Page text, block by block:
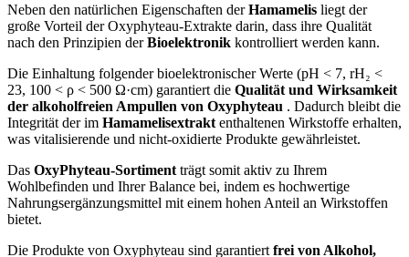
Neben den natürlichen Eigenschaften derHamamelis liegt der
große Vorteil der Oxyphyteau-Extrakte darin, dass ihre Qualität
nach den Prinzipien derBioelektronik kontrolliert werden kann.
Die Einhaltung folgender bioelektronischer Werte (pH < 7, rH₂ <
23, 100 < ρ < 500 Ω·cm) garantiert die Qualität und Wirksamkeit
der alkoholfreien Ampullen von Oxyphyteau . Dadurch bleibt die
Integrität der im Hamamelisextrakt enthaltenen Wirkstoffe erhalten,
was vitalisierende und nicht-oxidierte Produkte gewährleistet.
Das OxyPhyteau-Sortiment trägt somit aktiv zu Ihrem
Wohlbefinden und Ihrer Balance bei, indem es hochwertige
Nahrungsergänzungsmittel mit einem hohen Anteil an Wirkstoffen
bietet.
Die Produkte von Oxyphyteau sind garantiert frei von Alkohol,